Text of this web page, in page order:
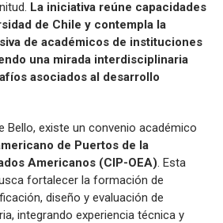
La iniciativa reúne capacidades
de Chile y contempla la
de académicos de instituciones
una mirada interdisciplinaria
asociados al desarrollo
Bello, existe un convenio académico
de Puertos de la
Americanos (CIP-OEA). Esta
fortalecer la formación de
diseño y evaluación de
integrando experiencia técnica y